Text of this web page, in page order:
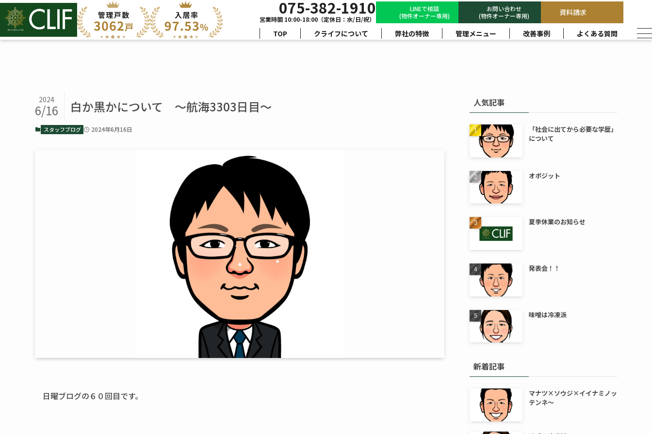
075-382-1910
営業時間 10:00-18:00（定休日：水/日/祝）
LINEで相談
(物件オーナー専用)
お問い合わせ
(物件オーナー専用)
資料請求
TOP クライフについて 弊社の特徴 管理メニュー 改善事例 よくある質問
白か黒かについて ～航海3303日目～
2024
6/16
スタッフブログ 2024年6月16日
日曜ブログの６０回目です。
人気記事
「社会に出てから必要な学歴」
について
オポジット
夏季休業のお知らせ
発表会！！
味噌は冷凍派
新着記事
マナツ×ソウジ×イイナミノッ
テンネ～